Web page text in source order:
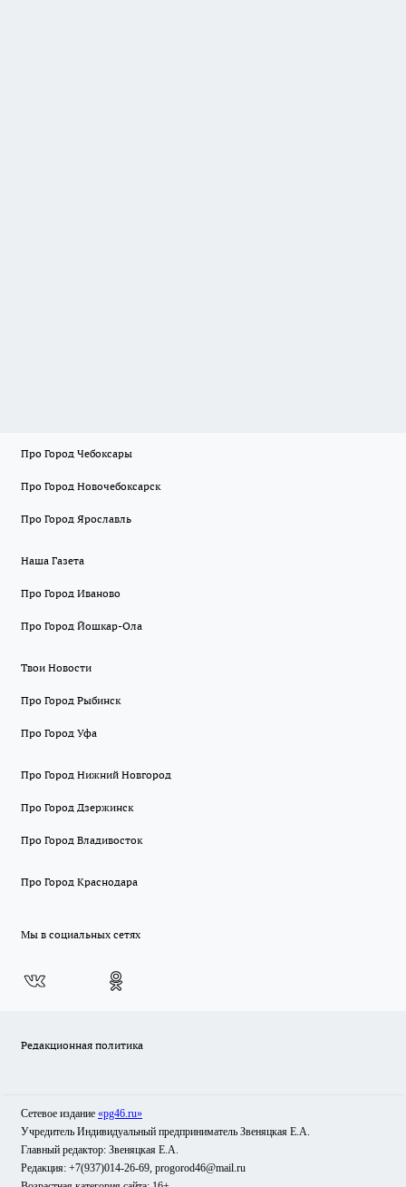
Про Город Чебоксары
Про Город Новочебоксарск
Про Город Ярославль
Наша Газета
Про Город Иваново
Про Город Йошкар-Ола
Твои Новости
Про Город Рыбинск
Про Город Уфа
Про Город Нижний Новгород
Про Город Дзержинск
Про Город Владивосток
Про Город Краснодара
Мы в социальных сетях
Редакционная политика
Сетевое издание «pg46.ru»
Учредитель Индивидуальный предприниматель Звеняцкая Е.А.
Главный редактор: Звеняцкая Е.А.
Редакция: +7(937)014-26-69, progorod46@mail.ru